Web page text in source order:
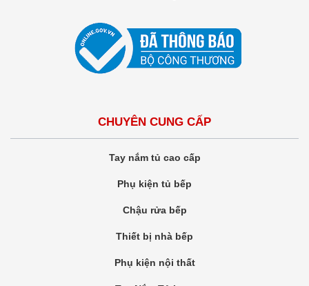
CHUYÊN CUNG CẤP
Tay nắm tủ cao cấp
Phụ kiện tủ bếp
Chậu rửa bếp
Thiết bị nhà bếp
Phụ kiện nội thất